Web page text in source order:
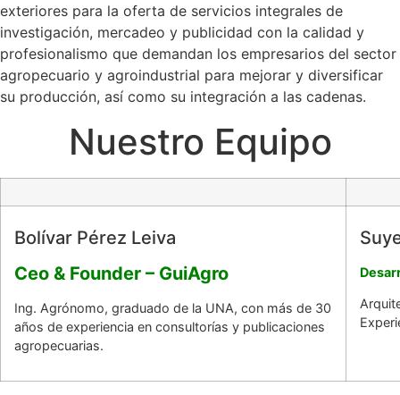
exteriores para la oferta de servicios integrales de
investigación, mercadeo y publicidad con la calidad y
profesionalismo que demandan los empresarios del sector
agropecuario y agroindustrial para mejorar y diversificar
su producción, así como su integración a las cadenas.
Nuestro Equipo
Bolívar Pérez Leiva
Ceo & Founder – GuiAgro
Ing. Agrónomo, graduado de la UNA, con más de 30
años de experiencia en consultorías y publicaciones
agropecuarias.